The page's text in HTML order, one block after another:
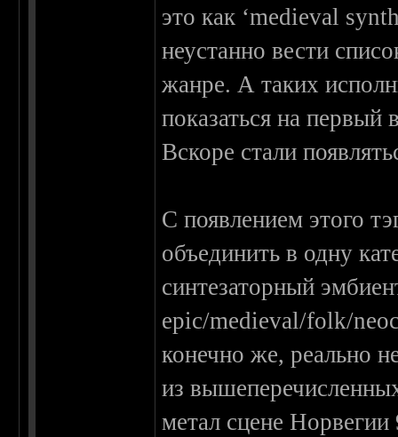
это как ‘medieval
неустанно вести
жанре. А таких
показаться на
Вскоре стали
С появлением этого
объединить в одну
синтезаторный
epic/medieval/folk/
конечно же, реально
из
метал сцене